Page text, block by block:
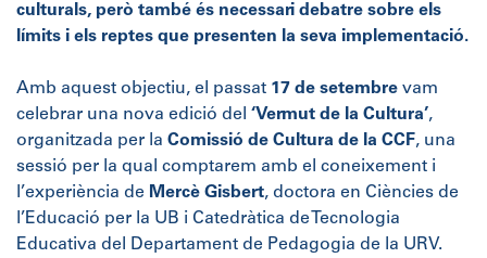
culturals, però també és necessari debatre sobre els
límits i els reptes que presenten la seva implementació.
Amb aquest objectiu, el passat 17 de setembre vam
celebrar una nova edició del ‘Vermut de la Cultura’,
organitzada per la Comissió de Cultura de la CCF, una
sessió per la qual comptarem amb el coneixement i
l’experiència de Mercè Gisbert, doctora en Ciències de
l’Educació per la UB i Catedràtica de Tecnologia
Educativa del Departament de Pedagogia de la URV.